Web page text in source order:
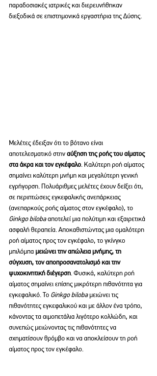
παραδοσιακές ιατρικές και διερευνήθηκαν
διεξοδικά σε επιστημονικά εργαστήρια της Δύσης.
Μελέτες έδειξαν ότι το βότανο είναι
αποτελεσματικό στην αύξηση της ροής του αίματος
στα άκρα και τον εγκέφαλο . Καλύτερη ροή αίματος
σημαίνει καλύτερη μνήμη και μεγαλύτερη γενική
εγρήγορση. Πολυάριθμες μελέτες έχουν δείξει ότι,
σε περιπτώσεις εγκεφαλικής ανεπάρκειας
(ανεπαρκούς ροής αίματος στον εγκέφαλο), το
Ginkgo biloba αποτελεί μια πολύτιμη και εξαιρετικά
ασφαλή θεραπεία. Αποκαθιστώντας μια ομαλότερη
ροή αίματος προς τον εγκέφαλο, το γκίνγκο
μπιλόμπα μειώνει την απώλεια μνήμης, τη
σύγχυση, τον αποπροσανατολισμό και την
ψυχοκινητική διέγερση . Φυσικά, καλύτερη ροή
αίματος σημαίνει επίσης μικρότερη πιθανότητα για
εγκεφαλικό. To Ginkgo biloba μειώνει τις
πιθανότητες εγκεφαλικού και με άλλον ένα τρόπο,
κάνοντας τα αιμοπετάλια λιγότερο κολλώδη, και
συνεπώς μειώνοντας τις πιθανότητες να
σχηματίσουν θρόμβο και να αποκλείσουν τη ροή
αίματος προς τον εγκέφαλο.